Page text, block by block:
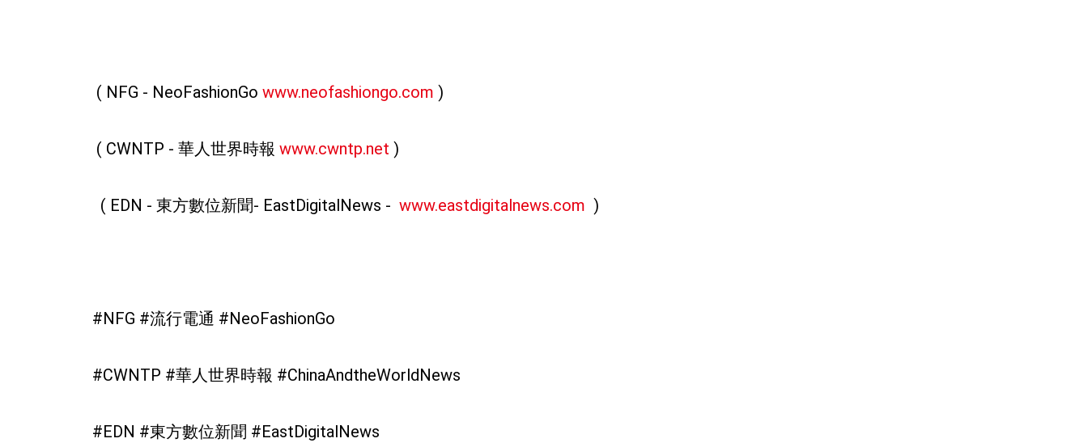
( NFG - NeoFashionGo www.neofashiongo.com )
( CWNTP - 華人世界時報 www.cwntp.net )
( EDN - 東方數位新聞- EastDigitalNews - www.eastdigitalnews.com )
#NFG #流行電通 #NeoFashionGo
#CWNTP #華人世界時報 #ChinaAndtheWorldNews
#EDN #東方數位新聞 #EastDigitalNews